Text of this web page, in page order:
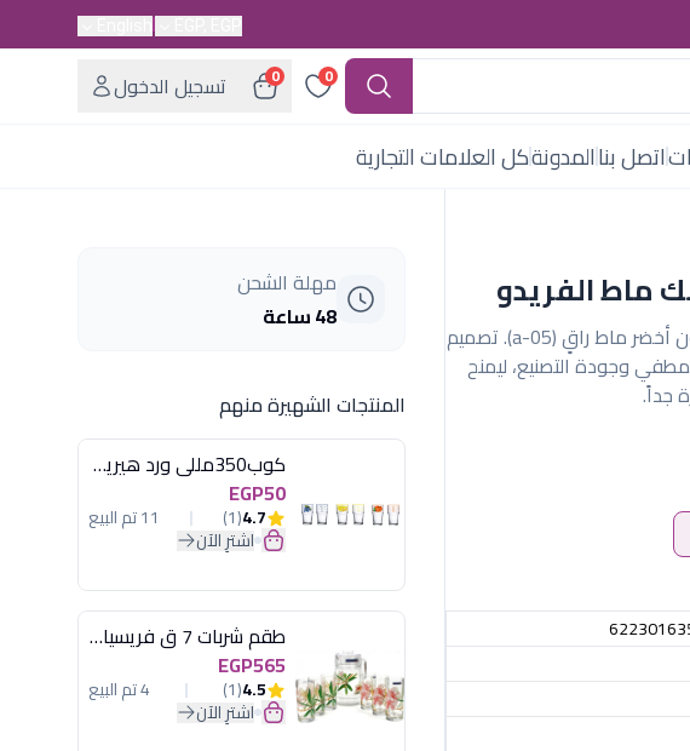
0
0 تسجيل الدخول
اتصل بناالمدونةكل العلامات التجارية
طقم عشاء ألفريدو 30 قطعة لون أخضر ماط راقٍ (a-05). تصميم
وجودة التصنيع، ليمنح
جداً.
مهلة الشحن
48 ساعة
المنتجات الشهيرة منهم
كوب350مللى ورد هيريفين
EGP50
4.7
(1) 11 تم البيع
اشترِ الآن
طقم شربات 7 ق فريسيا لومينارك
EGP565
4.5
(1) 4 تم البيع
اشترِ الآن